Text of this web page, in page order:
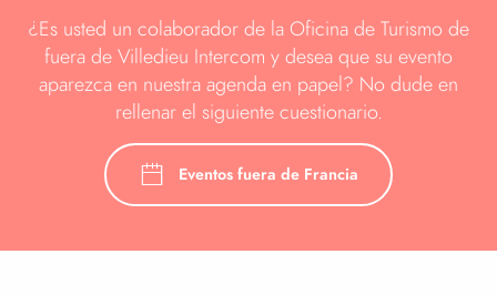
¿Es usted un colaborador de la Oficina de Turismo de
fuera de Villedieu Intercom y desea que su evento
aparezca en nuestra agenda en papel? No dude en
rellenar el siguiente cuestionario.
Eventos fuera de Francia